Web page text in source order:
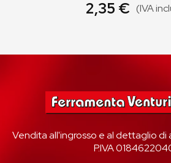
2,35 € (IVA
Vendita all'ingrosso e al dettaglio
P.IVA